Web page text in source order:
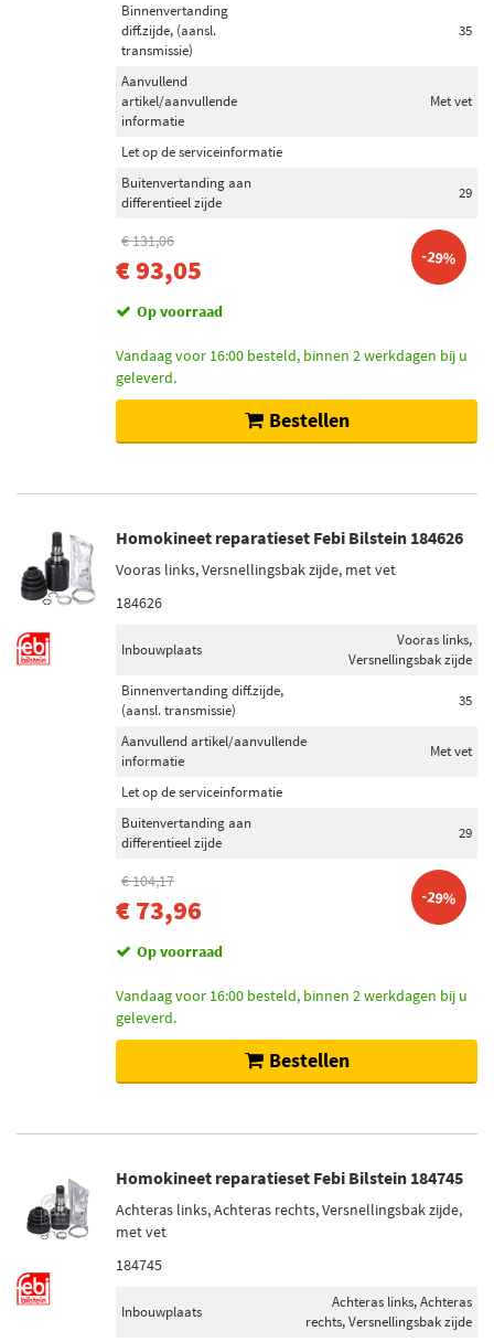
Binnenvertanding
diff.zijde, (aansl.
transmissie)
35
Aanvullend
artikel/aanvullende
informatie
Met vet
Let op de serviceinformatie
Buitenvertanding aan
differentieel zijde
29
€ 131,06
€ 93,05 -29%
Op voorraad
Vandaag voor 16:00 besteld, binnen 2 werkdagen bij u
geleverd.
Bestellen
Homokineet reparatieset Febi Bilstein 184626
Vooras links, Versnellingsbak zijde, met vet
184626
Inbouwplaats
Vooras links,
Versnellingsbak zijde
Binnenvertanding diff.zijde,
(aansl. transmissie)
35
Aanvullend artikel/aanvullende
informatie
Met vet
Let op de serviceinformatie
Buitenvertanding aan
differentieel zijde
29
€ 104,17
€ 73,96 -29%
Op voorraad
Vandaag voor 16:00 besteld, binnen 2 werkdagen bij u
geleverd.
Bestellen
Homokineet reparatieset Febi Bilstein 184745
Achteras links, Achteras rechts, Versnellingsbak zijde,
met vet
184745
Inbouwplaats
Achteras links, Achteras
rechts, Versnellingsbak zijde